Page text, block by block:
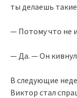
ты делаешь
— Потому что не
— Да. — Он
В следующие
Виктор стал